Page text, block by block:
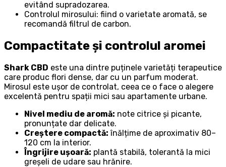
evitând supradozarea.
Controlul mirosului: fiind o varietate aromată, se
recomandă filtrul de carbon.
Compactitate și controlul aromei
Shark CBD este una dintre puținele varietăți terapeutice
care produc flori dense, dar cu un parfum moderat.
Mirosul este ușor de controlat, ceea ce o face o alegere
excelentă pentru spații mici sau apartamente urbane.
Nivel mediu de aromă: note citrice și picante,
pronunțate dar delicate.
Creștere compactă: înălțime de aproximativ 80–
120 cm la interior.
Îngrijire ușoară: plantă stabilă, tolerantă la mici
greșeli de udare sau hrănire.